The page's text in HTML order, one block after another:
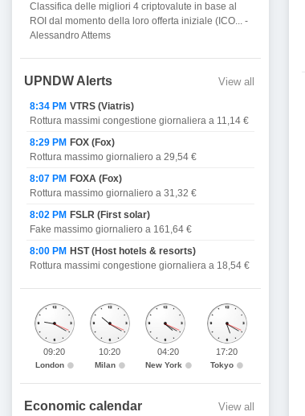
Classifica delle migliori 4 criptovalute in base al
ROI dal momento della loro offerta iniziale (ICO... -
Alessandro Attems
UPNDW Alerts View all
8:34 PM VTRS (Viatris)
Rottura massimi congestione giornaliera a 11,14 €
8:29 PM FOX (Fox)
Rottura massimo giornaliero a 29,54 €
8:07 PM FOXA (Fox)
Rottura massimo giornaliero a 31,32 €
8:02 PM FSLR (First solar)
Fake massimo giornaliero a 161,64 €
8:00 PM HST (Host hotels & resorts)
Rottura massimi congestione giornaliera a 18,54 €
09:20
London
10:20
Milan
04:20
New York
17:20
Tokyo
Economic calendar View all